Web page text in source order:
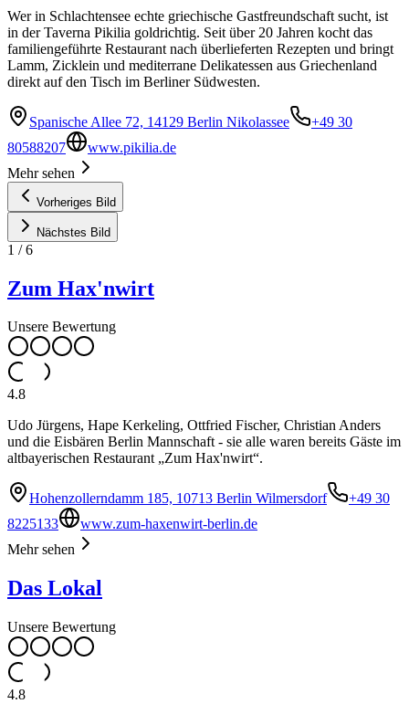
Wer in Schlachtensee echte griechische Gastfreundschaft sucht, ist
in der Taverna Pikilia goldrichtig. Seit über 20 Jahren kocht das
familiengeführte Restaurant nach überlieferten Rezepten und bringt
Lamm, Zicklein und mediterrane Delikatessen aus Griechenland
direkt auf den Tisch im Berliner Südwesten.
Spanische Allee 72, 14129 Berlin Nikolassee
+49 30
80588207
www.pikilia.de
Mehr sehen
Vorheriges Bild
Nächstes Bild
1 /6
Zum Hax'nwirt
Unsere Bewertung
4.8
Udo Jürgens, Hape Kerkeling, Ottfried Fischer, Christian Anders
und die Eisbären Berlin Mannschaft - sie alle waren bereits Gäste im
altbayerischen Restaurant „Zum Hax'nwirt“.
Hohenzollerndamm 185, 10713 Berlin Wilmersdorf
+49 30
8225133
www.zum-haxenwirt-berlin.de
Mehr sehen
Das Lokal
Unsere Bewertung
4.8